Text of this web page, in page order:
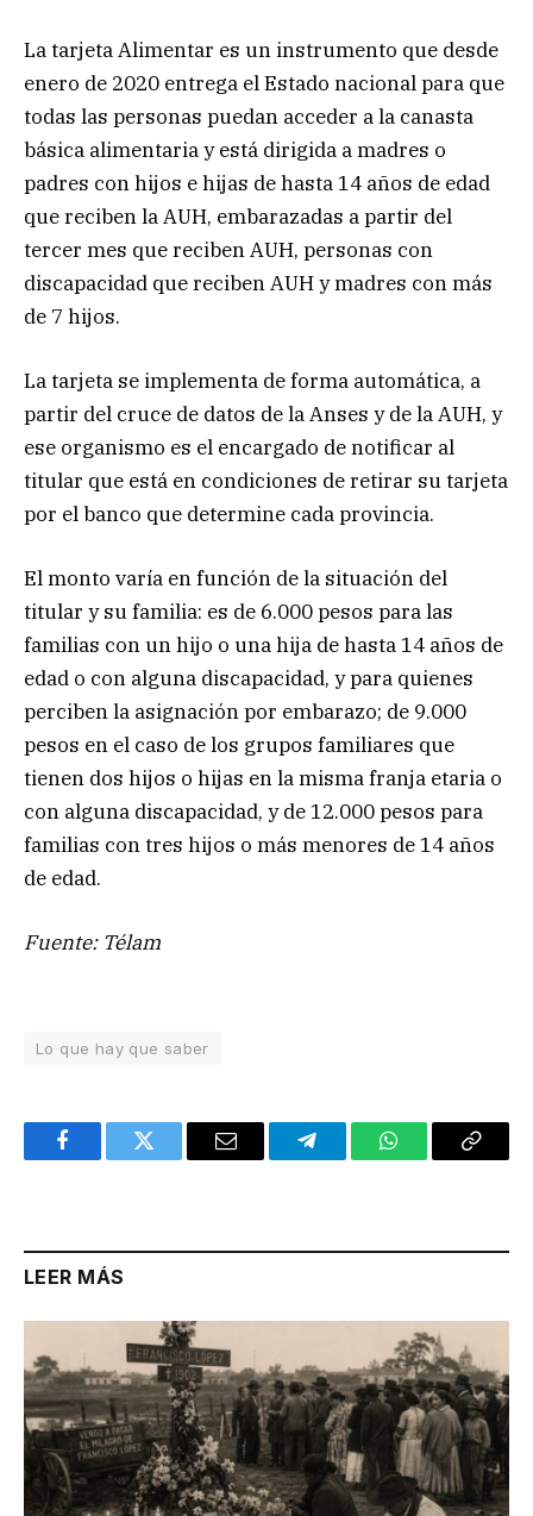
La tarjeta Alimentar es un instrumento que desde
enero de 2020 entrega el Estado nacional para que
todas las personas puedan acceder a la canasta
básica alimentaria y está dirigida a madres o
padres con hijos e hijas de hasta 14 años de edad
que reciben la AUH, embarazadas a partir del
tercer mes que reciben AUH, personas con
discapacidad que reciben AUH y madres con más
de 7 hijos.
La tarjeta se implementa de forma automática, a
partir del cruce de datos de la Anses y de la AUH, y
ese organismo es el encargado de notificar al
titular que está en condiciones de retirar su tarjeta
por el banco que determine cada provincia.
El monto varía en función de la situación del
titular y su familia: es de 6.000 pesos para las
familias con un hijo o una hija de hasta 14 años de
edad o con alguna discapacidad, y para quienes
perciben la asignación por embarazo; de 9.000
pesos en el caso de los grupos familiares que
tienen dos hijos o hijas en la misma franja etaria o
con alguna discapacidad, y de 12.000 pesos para
familias con tres hijos o más menores de 14 años
de edad.
Fuente: Télam
Lo que hay que saber
FacebookTwitter Email TelegramWhatsAppCopy
LEER MÁS